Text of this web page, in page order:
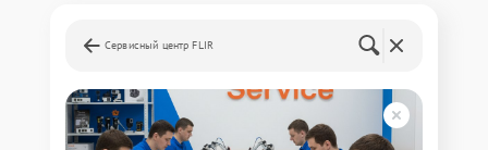
Сервисный центр FLIR